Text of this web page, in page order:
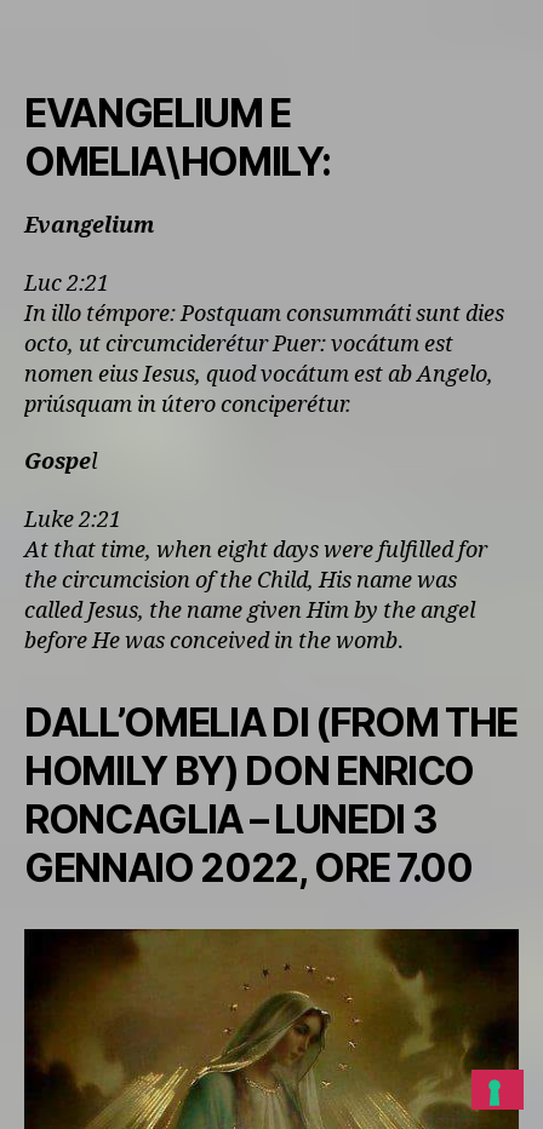
EVANGELIUM E
OMELIA\HOMILY:
Evangelium
Luc 2:21
In illo témpore: Postquam consummáti sunt dies
octo, ut circumciderétur Puer: vocátum est
nomen eius Iesus, quod vocátum est ab Angelo,
priúsquam in útero conciperétur.
Gospel
Luke 2:21
At that time, when eight days were fulfilled for
the circumcision of the Child, His name was
called Jesus, the name given Him by the angel
before He was conceived in the womb.
DALL’OMELIA DI (FROM THE
HOMILY BY) DON ENRICO
RONCAGLIA – LUNEDI 3
GENNAIO 2022, ORE 7.00